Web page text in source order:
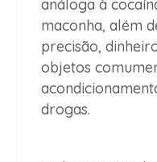
análoga à
maconha, além
precisão,
objetos
drogas.